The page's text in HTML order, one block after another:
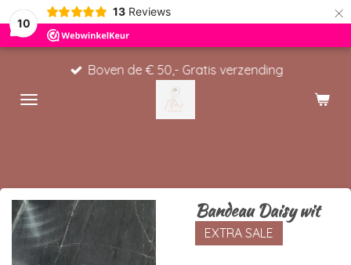
10
13 Reviews ×
Boven de € 50,- Gratis verzending
Bandeau Daisy wit
EXTRA SALE